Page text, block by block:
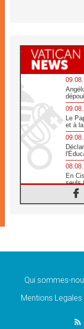
Le
et à
En
seuls
Léon
Au
Qui sommes-
Mentions Legales